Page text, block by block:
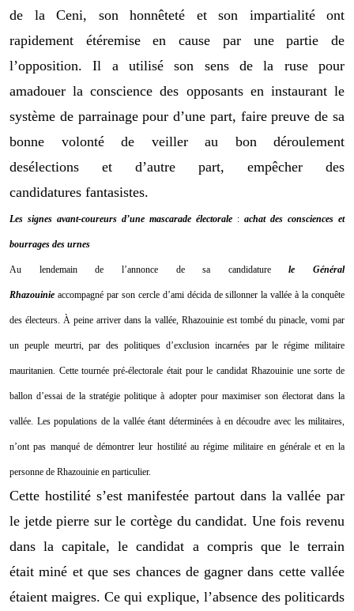
de la
Ceni, son honnêteté et son impartialité ont
rapidement étéremise en cause par une partie de
l’opposition. Il a utilisé son sens de la ruse pour
amadouer la conscience des opposants en instaurant le
système de parrainage pour d’une part, faire preuve de sa
bonne volonté de
veiller au bon
déroulement
desélections et d’autre part, empêcher des
candidatures fantasistes.
Les signes avant-coureurs d’une mascarade électorale : achat des consciences et
bourrages des urnes
Au lendemain de l’annonce de sa candidature le Général
Rhazouinie accompagné par son cercle d’ami décida de sillonner la vallée à la conquête
des électeurs. À peine arriver dans la vallée, Rhazouinie est tombé du pinacle, vomi par
un peuple meurtri, par des politiques d’exclusion incarnées par le régime militaire
mauritanien. Cette tournée pré-électorale était pour le candidat Rhazouinie une sorte de
ballon d’essai de la stratégie politique à adopter pour maximiser son électorat dans la
vallée. Les populations de la vallée étant déterminées à en découdre avec les militaires,
n’ont pas manqué de démontrer leur hostilité au régime militaire en générale et en la
personne de Rhazouinie en particulier.
Cette hostilité s’est manifestée partout dans la vallée par
le jetde pierre sur le cortège du candidat. Une fois revenu
dans la capitale, le candidat a compris que le terrain
était miné et que ses chances de gagner dans cette vallée
étaient maigres. Ce qui explique, l’absence des politicards